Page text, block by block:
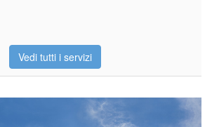
Vedi tutti i servizi